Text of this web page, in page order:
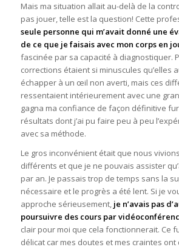
Mais ma situation allait au-delà de la
pas jouer, telle est la question! Cette
seule personne qui m’avait donné une
de ce que je faisais avec mon corps en
fascinée par sa capacité à diagnostiquer.
corrections étaient si minuscules qu’elles
échapper à un œil non averti, mais ces
ressentaient intérieurement avec une
gagna ma confiance de façon définitive
résultats dont j’ai pu faire peu à peu
avec sa méthode.
Le gros inconvénient était que nous
différents et que je ne pouvais assister
par an. Je passais trop de temps sans la
nécessaire et le progrès a été lent. Si je
approche sérieusement, je n’avais pas
poursuivre des cours par
clair pour moi que cela fonctionnerait. Ce
délicat car mes doutes et mes craintes ont